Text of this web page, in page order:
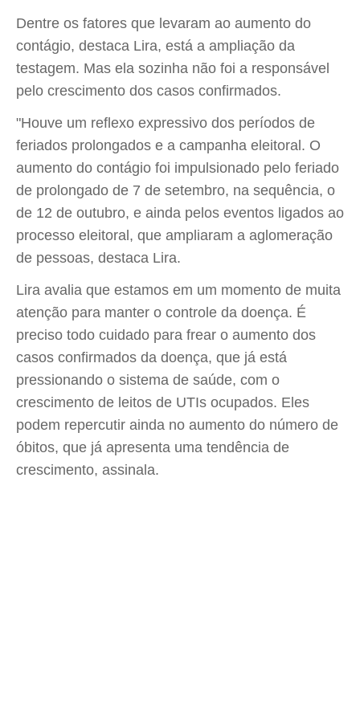
Dentre os fatores que levaram ao aumento do
contágio, destaca Lira, está a ampliação da
testagem. Mas ela sozinha não foi a responsável
pelo crescimento dos casos confirmados.
"Houve um reflexo expressivo dos períodos de
feriados prolongados e a campanha eleitoral. O
aumento do contágio foi impulsionado pelo feriado
de prolongado de 7 de setembro, na sequência, o
de 12 de outubro, e ainda pelos eventos ligados ao
processo eleitoral, que ampliaram a aglomeração
de pessoas, destaca Lira.
Lira avalia que estamos em um momento de muita
atenção para manter o controle da doença. É
preciso todo cuidado para frear o aumento dos
casos confirmados da doença, que já está
pressionando o sistema de saúde, com o
crescimento de leitos de UTIs ocupados. Eles
podem repercutir ainda no aumento do número de
óbitos, que já apresenta uma tendência de
crescimento, assinala.